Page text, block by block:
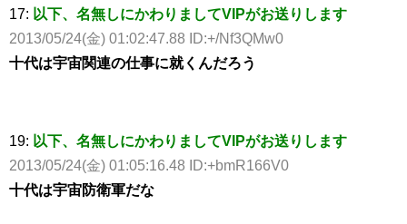
17: 以下、名無しにかわりましてVIPがお送りします
2013/05/24(金) 01:02:47.88 ID:+/Nf3QMw0
十代は宇宙関連の仕事に就くんだろう
19: 以下、名無しにかわりましてVIPがお送りします
2013/05/24(金) 01:05:16.48 ID:+bmR166V0
十代は宇宙防衛軍だな